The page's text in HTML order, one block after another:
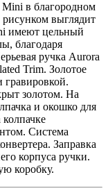
в благородном
выглядит
имеют цельный
благодаря
ручка Aurora
Trim. Золотое
золотом. На
и окошко для
Система
Заправка
корпуса ручки.
коробку.